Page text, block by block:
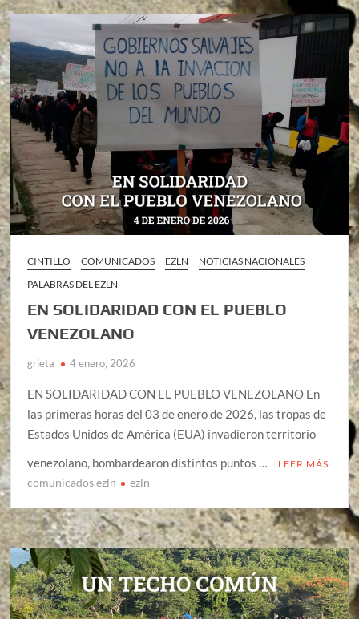
CINTILLO COMUNICADOS EZLN
NOTICIAS NACIONALES
PALABRAS DEL EZLN
EN SOLIDARIDAD CON EL PUEBLO
VENEZOLANO
grieta 4 enero, 2026
EN SOLIDARIDAD CON EL PUEBLO VENEZOLANO En
las primeras horas del 03 de enero de 2026, las tropas de
Estados Unidos de América (EUA) invadieron territorio
venezolano, bombardearon distintos puntos …
LEER MÁS
comunicados ezln ezln